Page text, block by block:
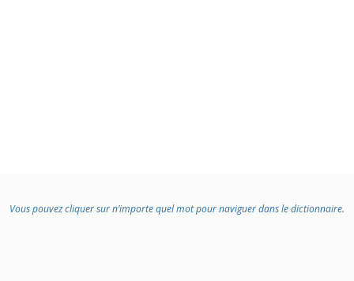
Vous pouvez cliquer sur n’importe quel mot pour naviguer dans le dictionnaire.